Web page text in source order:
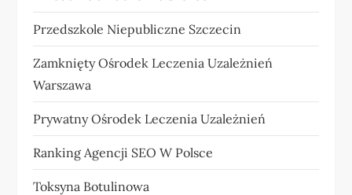
Przedszkole Niepubliczne Szczecin
Zamknięty Ośrodek Leczenia Uzależnień
Warszawa
Prywatny Ośrodek Leczenia Uzależnień
Ranking Agencji SEO W Polsce
Toksyna Botulinowa